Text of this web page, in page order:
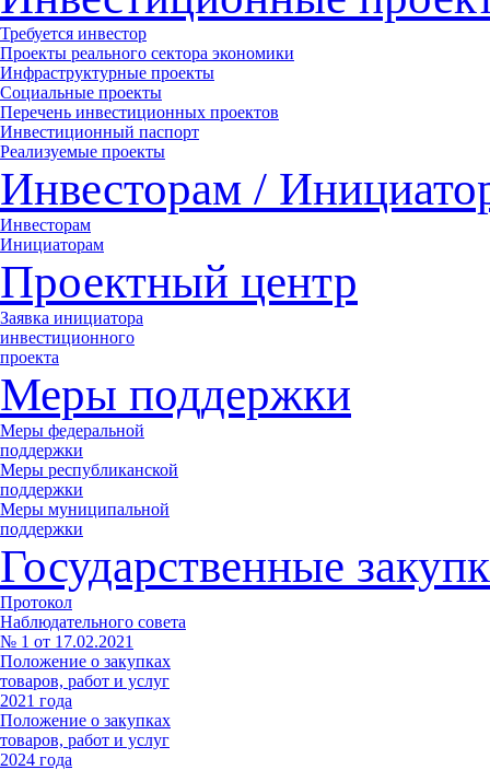
Требуется инвестор
Проекты реального сектора экономики
Инфраструктурные проекты
Социальные проекты
Перечень инвестиционных проектов
Инвестиционный паспорт
Реализуемые проекты
Инвесторам /
Инвесторам
Инициаторам
Проектный центр
Заявка инициатора
инвестиционного
проекта
Меры поддержки
Меры федеральной
поддержки
Меры республиканской
поддержки
Меры муниципальной
поддержки
Государственные
Протокол
Наблюдательного совета
№ 1 от 17.02.2021
Положение о закупках
товаров, работ и услуг
2021 года
Положение о закупках
товаров, работ и услуг
2024 года